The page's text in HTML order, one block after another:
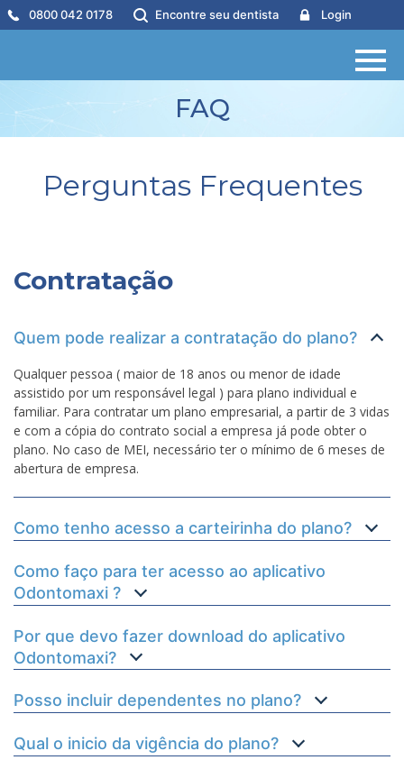
0800 042 0178 Encontre seu dentista Login
FAQ
Perguntas Frequentes
Contratação
Quem pode realizar a contratação do plano?
Qualquer pessoa ( maior de 18 anos ou menor de idade
assistido por um responsável legal ) para plano individual e
familiar. Para contratar um plano empresarial, a partir de 3 vidas
e com a cópia do contrato social a empresa já pode obter o
plano. No caso de MEI, necessário ter o mínimo de 6 meses de
abertura de empresa.
Como tenho acesso a carteirinha do plano?
Como faço para ter acesso ao aplicativo
Odontomaxi ?
Por que devo fazer download do aplicativo
Odontomaxi?
Posso incluir dependentes no plano?
Qual o inicio da vigência do plano?